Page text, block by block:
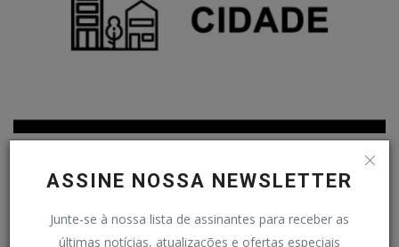
ASSINE NOSSA NEWSLETTER
Junte-se à nossa lista de assinantes para receber as
últimas notícias, atualizações e ofertas especiais
R$ 134 MILHÕES - Serviço de transporte de passageiros
Redação Folha do Povo Jun 24, 2023 0 104
COMENTÁRIOS